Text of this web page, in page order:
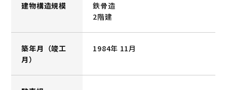
建物構造規模
鉄骨造
2階建
築年月（竣工
月）
1984年 11月